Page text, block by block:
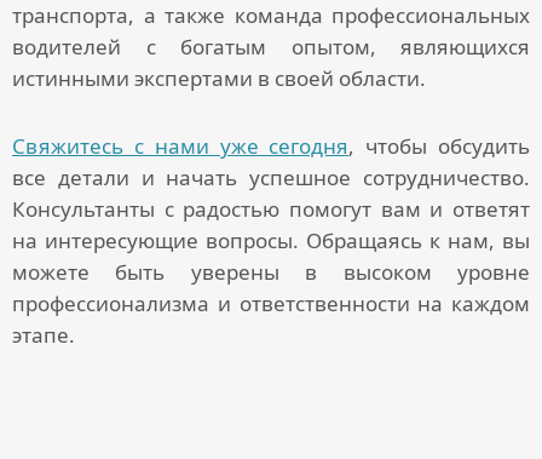
транспорта, а также команда профессиональных
водителей с богатым опытом, являющихся
истинными экспертами в своей области.
Свяжитесь с нами уже сегодня, чтобы обсудить
все детали и начать успешное сотрудничество.
Консультанты с радостью помогут вам и ответят
на интересующие вопросы. Обращаясь к нам, вы
можете быть уверены в высоком уровне
профессионализма и ответственности на каждом
этапе.